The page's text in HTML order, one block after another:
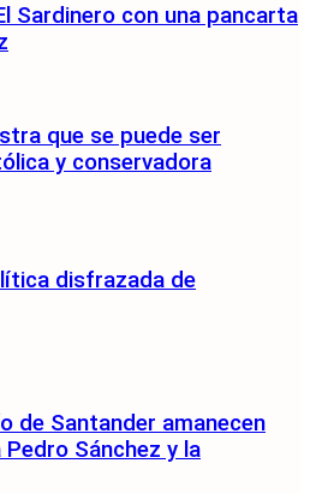
Sardinero con una pancarta
que se puede ser
y conservadora
disfrazada de
de Santander amanecen
Sánchez y la